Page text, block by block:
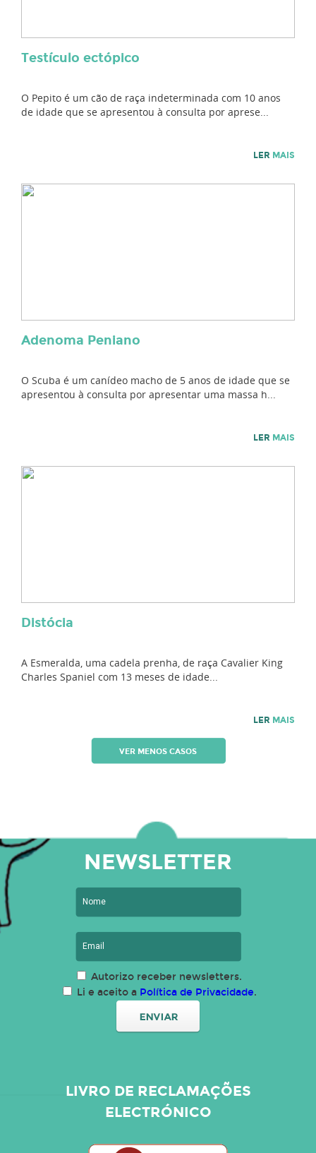
Testículo ectópico
O Pepito é um cão de raça indeterminada com 10 anos
de idade que se apresentou à consulta por aprese...
LER MAIS
Adenoma Peniano
O Scuba é um canídeo macho de 5 anos de idade que se
apresentou à consulta por apresentar uma massa h...
LER MAIS
Distócia
A Esmeralda, uma cadela prenha, de raça Cavalier King
Charles Spaniel com 13 meses de idade...
LER MAIS
VER MENOS CASOS
NEWSLETTER
Autorizo receber newsletters.
Li e aceito a Política de Privacidade.
LIVRO DE RECLAMAÇÕES
ELECTRÓNICO